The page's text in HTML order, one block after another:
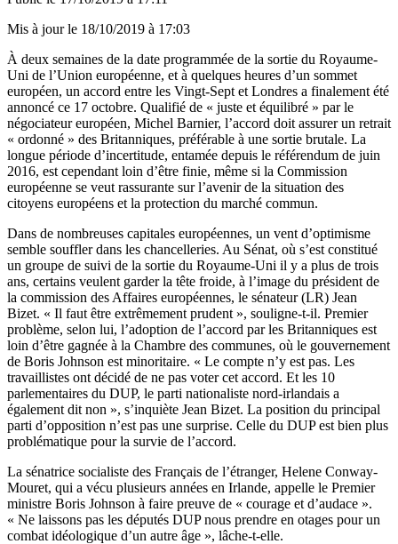
Mis à jour le 18/10/2019 à 17:03
À deux semaines de la date programmée de la sortie du Royaume-
Uni de l’Union européenne, et à quelques heures d’un sommet
européen, un accord entre les Vingt-Sept et Londres a finalement été
annoncé ce 17 octobre. Qualifié de « juste et équilibré » par le
négociateur européen, Michel Barnier, l’accord doit assurer un retrait
« ordonné » des Britanniques, préférable à une sortie brutale. La
longue période d’incertitude, entamée depuis le référendum de juin
2016, est cependant loin d’être finie, même si la Commission
européenne se veut rassurante sur l’avenir de la situation des
citoyens européens et la protection du marché commun.
Dans de nombreuses capitales européennes, un vent d’optimisme
semble souffler dans les chancelleries. Au Sénat, où s’est constitué
un groupe de suivi de la sortie du Royaume-Uni il y a plus de trois
ans, certains veulent garder la tête froide, à l’image du président de
la commission des Affaires européennes, le sénateur (LR) Jean
Bizet. « Il faut être extrêmement prudent », souligne-t-il. Premier
problème, selon lui, l’adoption de l’accord par les Britanniques est
loin d’être gagnée à la Chambre des communes, où le gouvernement
de Boris Johnson est minoritaire. « Le compte n’y est pas. Les
travaillistes ont décidé de ne pas voter cet accord. Et les 10
parlementaires du DUP, le parti nationaliste nord-irlandais a
également dit non », s’inquiète Jean Bizet. La position du principal
parti d’opposition n’est pas une surprise. Celle du DUP est bien plus
problématique pour la survie de l’accord.
La sénatrice socialiste des Français de l’étranger, Helene Conway-
Mouret, qui a vécu plusieurs années en Irlande, appelle le Premier
ministre Boris Johnson à faire preuve de « courage et d’audace ».
« Ne laissons pas les députés DUP nous prendre en otages pour un
combat idéologique d’un autre âge », lâche-t-elle.